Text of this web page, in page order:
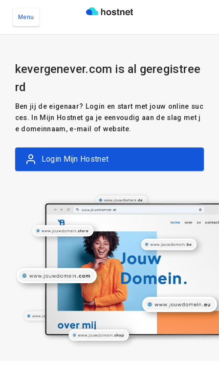
Menu
kevergenever.com is al geregistree
rd
Ben jij de eigenaar? Login en start met jouw online suc
ces. In Mijn Hostnet ga je eenvoudig aan de slag met j
e domeinnaam, e-mail of website.
Login Mijn Hostnet